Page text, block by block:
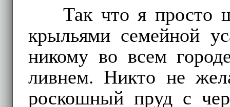
Так что я
крыльями семейной
никому во всем
ливнем. Никто не
роскошный пруд с